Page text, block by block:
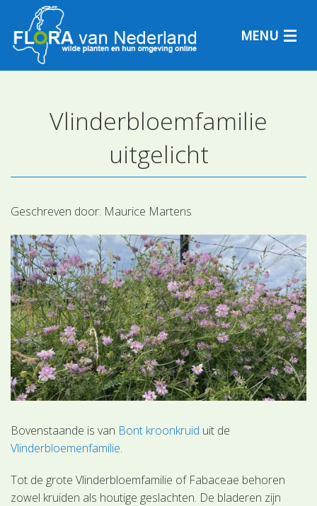
MENU
Plantensoorten
Plantengemeenschappen
Determineren
Vlinderbloemfamilie
uitgelicht
Geschreven door: Maurice Martens
Bovenstaande is van Bont kroonkruid uit de
Vlinderbloemenfamilie.
Tot de grote Vlinderbloemfamilie of Fabaceae behoren
zowel kruiden als houtige geslachten. De bladeren zijn